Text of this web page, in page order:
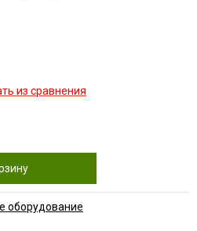
из сравнения
оборудование